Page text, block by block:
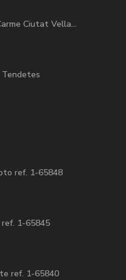
Ciutat Vella...
Tendetes
ref. 1-65848
1-65845
ref. 1-65840